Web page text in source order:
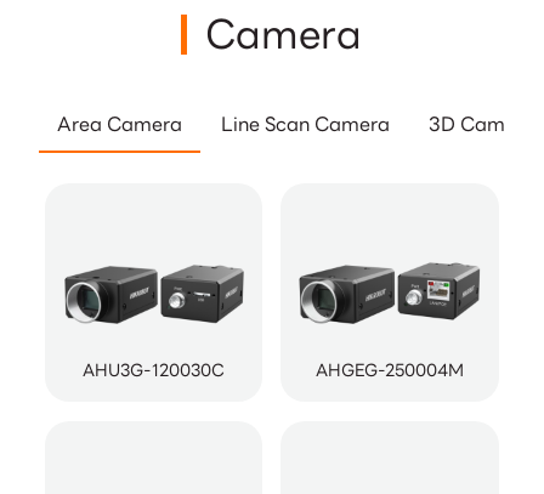
Camera
Area Camera Line Scan Camera 3D Camera
AHU3G-120030C AHGEG-250004M